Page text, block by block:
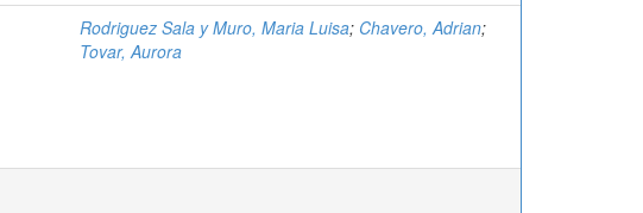
Rodriguez Sala y Muro, Maria Luisa; Chavero, Adrian;
Tovar, Aurora